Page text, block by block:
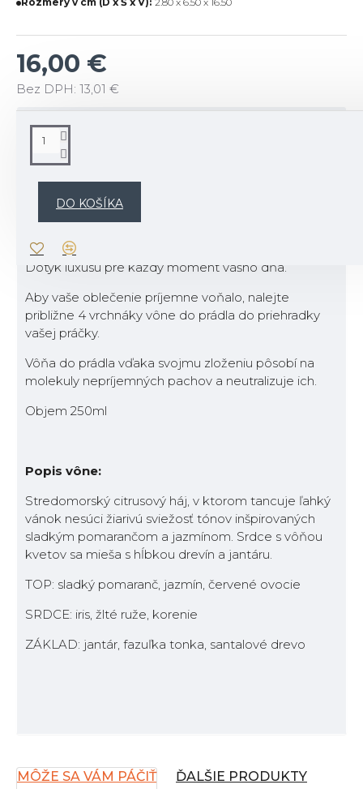
16,00 €
Bez DPH: 13,01 €
DO KOŠÍKA
o vaše oblečenie.
Sofistikované vône a pôsobivé obaly.
Dotyk luxusu pre každý moment vášho dňa.
Aby vaše oblečenie príjemne voňalo, nalejte
približne 4 vrchnáky vône do prádla do priehradky
vašej práčky.
Vôňa do prádla vďaka svojmu zloženiu pôsobí na
molekuly nepríjemných pachov a neutralizuje ich.
Objem 250ml
Popis vône:
Stredomorský citrusový háj, v ktorom tancuje ľahký
vánok nesúci žiarivú sviežosť tónov inšpirovaných
sladkým pomarančom a jazmínom. Srdce s vôňou
kvetov sa mieša s hĺbkou drevín a jantáru.
TOP: sladký pomaranč, jazmín, červené ovocie
SRDCE: iris, žlté ruže, korenie
ZÁKLAD: jantár, fazuľka tonka, santalové drevo
MÔŽE SA VÁM PÁČIŤ ĎALŠIE PRODUKTY